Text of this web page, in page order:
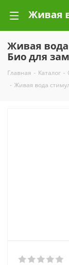
Живая вода
Био для
Главная - Каталог -
- Живая вода